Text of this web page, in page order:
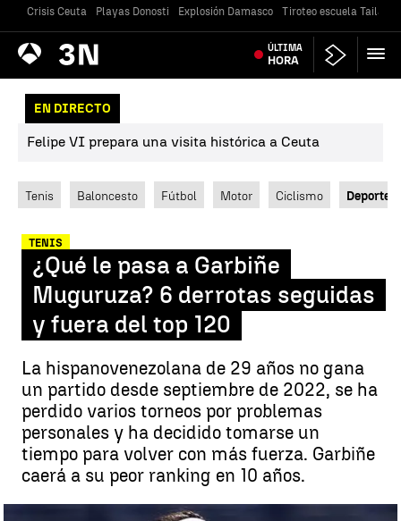
Crisis Ceuta Playas Donosti Explosión Damasco Tiroteo escuela
Antena
3 Noticias ÚLTIMA
HORA
EN DIRECTO
Felipe VI prepara una visita histórica a Ceuta
Tenis Baloncesto Fútbol Motor Ciclismo Deportes
TENIS
¿Qué le pasa a Garbiñe
Muguruza? 6 derrotas seguidas
y fuera del top 120
La hispanovenezolana de 29 años no gana
un partido desde septiembre de 2022, se ha
perdido varios torneos por problemas
personales y ha decidido tomarse un
tiempo para volver con más fuerza. Garbiñe
caerá a su peor ranking en 10 años.